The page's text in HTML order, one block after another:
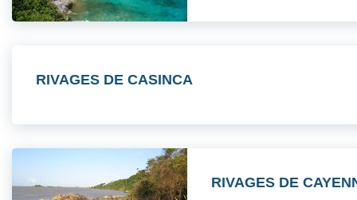
RIVAGES DE CASINCA
RIVAGES DE